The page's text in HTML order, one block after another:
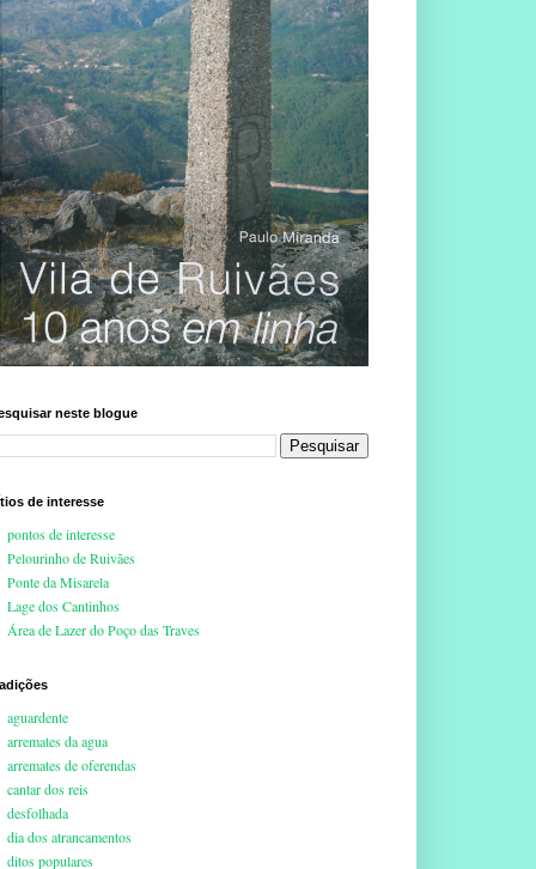
neste blogue
de interesse
pontos de interesse
Pelourinho de Ruivães
Ponte da Misarela
Lage dos Cantinhos
Área de Lazer do Poço das Traves
aguardente
arremates da agua
arremates de oferendas
cantar dos reis
desfolhada
dia dos atrancamentos
ditos populares